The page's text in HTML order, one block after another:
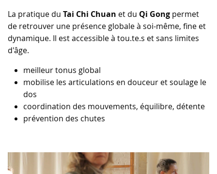
La pratique du Tai Chi Chuan et du Qi Gong permet
de retrouver une présence globale à soi-même, fine et
dynamique. Il est accessible à tou.te.s et sans limites
d'âge.
meilleur tonus global
mobilise les articulations en douceur et soulage le
dos
coordination des mouvements, équilibre, détente
prévention des chutes